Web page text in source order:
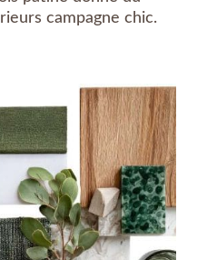
campagne chic.